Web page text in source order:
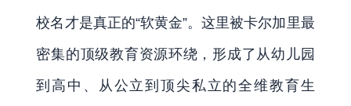
校名才是真正的“软黄金”。这里被卡尔加里最
密集的顶级教育资源环绕，形成了从幼儿园
到高中、从公立到顶尖私立的全维教育生